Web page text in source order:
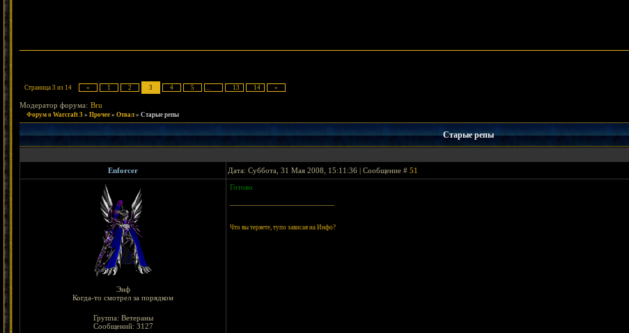
Страница 3 из 14 « 1 2 3 4 5 … 13 14 »
Модератор форума: Bru
Форум о Warcraft 3 » Прочее » Отвал » Старые репы
Старые репы
Enforcer Дата: Суббота, 31 Мая 2008, 15:11:36 | Сообщение # 51
Энф
Когда-то смотрел за порядком
Группа: Ветераны
Сообщений: 3127
Готово
Что вы теряете, тупо зависая на Инфо?